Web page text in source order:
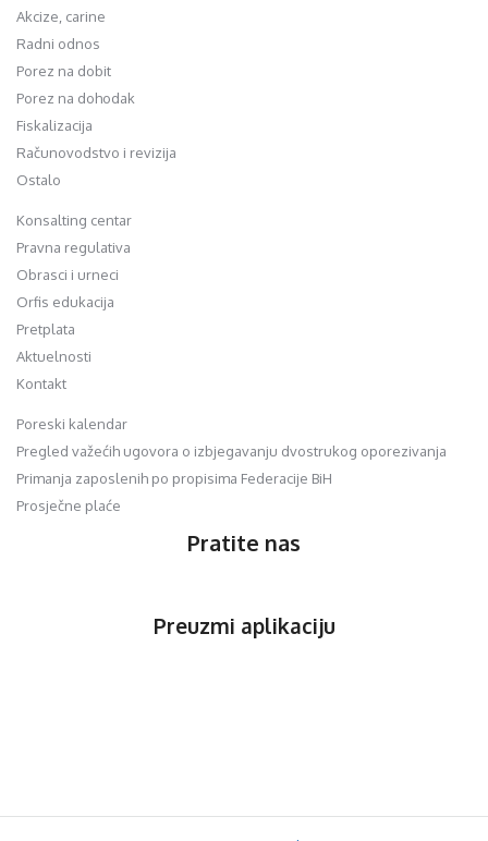
Akcize, carine
Radni odnos
Porez na dobit
Porez na dohodak
Fiskalizacija
Računovodstvo i revizija
Ostalo
Konsalting centar
Pravna regulativa
Obrasci i urneci
Orfis edukacija
Pretplata
Aktuelnosti
Kontakt
Poreski kalendar
Pregled važećih ugovora o izbjegavanju dvostrukog oporezivanja
Primanja zaposlenih po propisima Federacije BiH
Prosječne plaće
Pratite nas
Preuzmi aplikaciju